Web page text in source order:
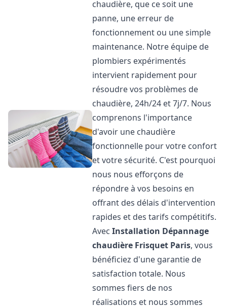
chaudière, que ce soit une
panne, une erreur de
fonctionnement ou une simple
maintenance. Notre équipe de
plombiers expérimentés
intervient rapidement pour
résoudre vos problèmes de
chaudière, 24h/24 et 7j/7. Nous
comprenons l'importance
d'avoir une chaudière
fonctionnelle pour votre confort
et votre sécurité. C'est pourquoi
nous nous efforçons de
répondre à vos besoins en
offrant des délais d'intervention
rapides et des tarifs compétitifs.
AvecInstallation Dépannage
chaudière Frisquet Paris, vous
bénéficiez d'une garantie de
satisfaction totale. Nous
sommes fiers de nos
réalisations et nous sommes